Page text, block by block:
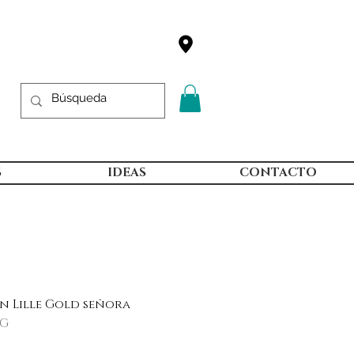
IDEAS CONTACTO
Lille Gold señora